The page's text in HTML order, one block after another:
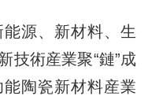
源、新材料、生
技術産業聚“鏈”成
陶瓷新材料産業